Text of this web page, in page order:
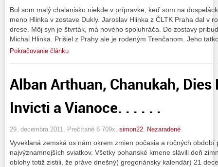
Bol som malý chalanisko niekde v prípravke, keď som na
meno Hlinka v zostave Dukly. Jaroslav Hlinka z ČLTK Praha dal v
drese. Môj syn je štvrták, má nového spoluhráča. Do zostavy
Michal Hlinka. Prišiel z Prahy ale je rodeným Trenčanom. Jeho
Pokračovanie článku
Alban Arthuan, Chanukah,
Invicti a Vianoce. . . . . .
29. decembra 2011, Prečítané 6 709x, simon22, Nezaradené
Vyveklaná zemská os nám okrem zmien počasia a ročných období
najvýznamnejších sviatkov. Všetky pohanské kmene slávili deň
oblohy totiž zistili, že práve dnešný( gregoriánsky kalendár) 21